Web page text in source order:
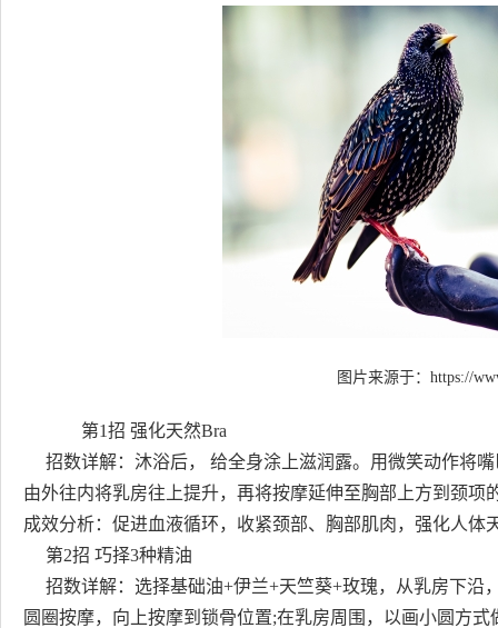
图片来源于： https://
第1招 强化天然Bra
招数详解：沐浴后， 给全身涂上滋润露。用微笑动作将
由外往内将乳房往上提升，再将按摩延伸至胸部上方到颈项
成效分析：促进血液循环，收紧颈部、胸部肌肉，强化人体
第2招 巧择3种精油
招数详解：选择基础油+伊兰+天竺葵+玫瑰，从乳房下沿
圆圈按摩，向上按摩到锁骨位置;在乳房周围，以画小圆方